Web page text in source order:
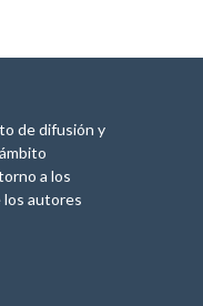
de difusión y
a los
los autores